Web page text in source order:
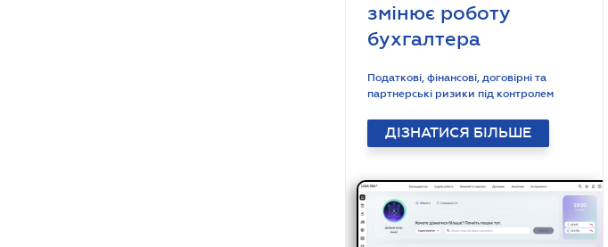
змінює роботу
бухгалтера
Податкові, фінансові, договірні та
партнерські ризики під контролем
ДІЗНАТИСЯ БІЛЬШЕ